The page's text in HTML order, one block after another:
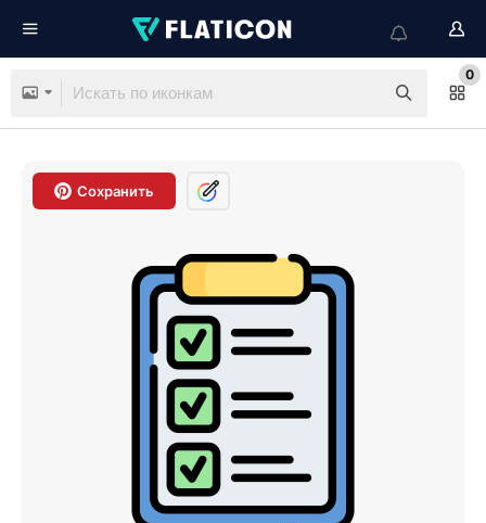
0
Сохранить